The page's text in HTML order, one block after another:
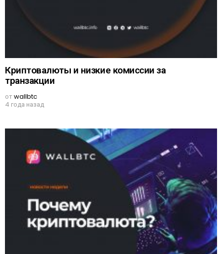
Криптовалюты и низкие комиссии за
транзакции
отwallbtc
4 года назад